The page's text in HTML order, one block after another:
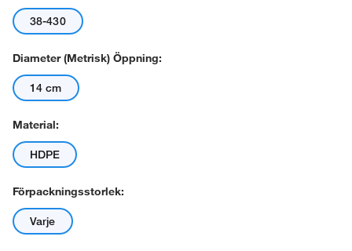
38-430
Diameter (metrisk) Öppning:
14 cm
Material:
HDPE
Förpackningsstorlek:
Varje